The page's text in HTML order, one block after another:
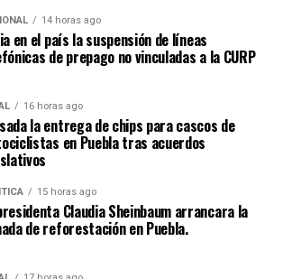
14 horas ago
en el país la suspensión de líneas
de prepago no vinculadas a la CURP
16 horas ago
la entrega de chips para cascos de
en Puebla tras acuerdos
15 horas ago
Claudia Sheinbaum arrancara la
de reforestación en Puebla.